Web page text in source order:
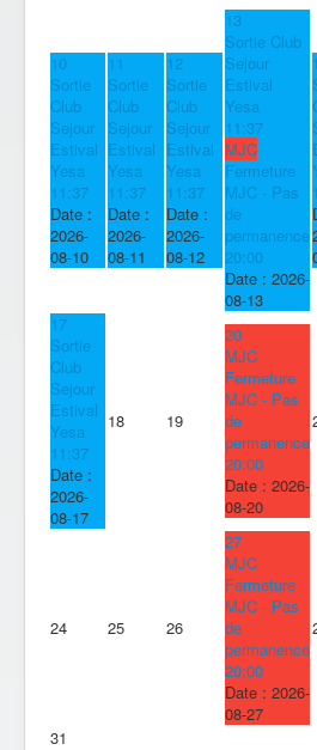
10
Sortie
Club
Sejour
Estival
Yesa
11:37
Date :
2026-
08-10
11
Sortie
Club
Sejour
Estival
Yesa
11:37
Date :
2026-
08-11
12
Sortie
Club
Sejour
Estival
Yesa
11:37
Date :
2026-
08-12
13
Sortie Club
Sejour
Estival
Yesa
11:37
MJC
Fermeture
MJC - Pas
de
permanence
20:00
Date : 2026-
08-13
17
Sortie
Club
Sejour
Estival
Yesa
11:37
Date :
2026-
08-17
18 19
20
MJC
Fermeture
MJC - Pas
de
permanence
20:00
Date : 2026-
08-20
24 25 26
27
MJC
Fermeture
MJC - Pas
de
permanence
20:00
Date : 2026-
08-27
31